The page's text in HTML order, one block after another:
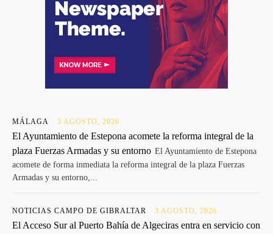
MÁLAGA 3 AGOSTO, 2026
El Ayuntamiento de Estepona acomete la reforma integral de la
plaza Fuerzas Armadas y su entorno El Ayuntamiento de Estepona
acomete de forma inmediata la reforma integral de la plaza Fuerzas
Armadas y su entorno,...
NOTICIAS CAMPO DE GIBRALTAR 3 AGOSTO, 2026
El Acceso Sur al Puerto Bahía de Algeciras entra en servicio con